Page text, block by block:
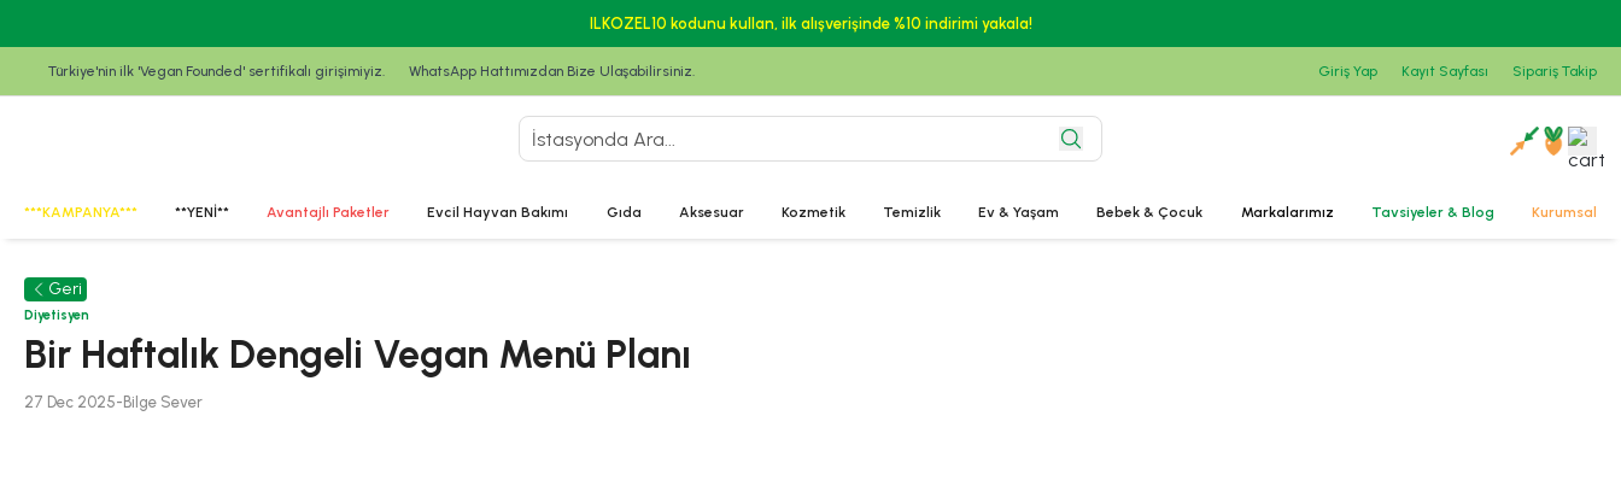
ILKOZEL10 kodunu kullan, ilk alışverişinde %10 indirimi yakala!
Türkiye'nin ilk 'Vegan Founded' sertifikalı girişimiyiz. WhatsApp Hattımızdan Bize Ulaşabilirsiniz. Giriş Yap Kayıt Sayfası Sipariş Takip
***KAMPANYA*** **YENİ** Avantajlı Paketler Evcil Hayvan Bakımı Gıda Aksesuar Kozmetik Temizlik Ev & Yaşam Bebek & Çocuk Markalarımız Tavsiyeler & Blog Kurumsal
Geri
Diyetisyen
Bir Haftalık Dengeli Vegan Menü Planı
27 Dec 2025- Bilge Sever